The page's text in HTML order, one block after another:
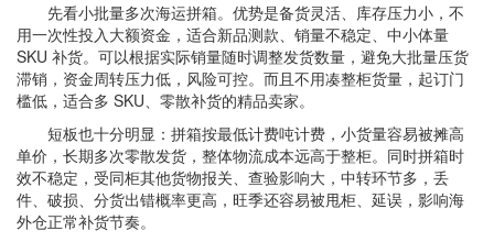
先看小批量多次海运拼箱。优势是备货灵活、库存压力小，不
用一次性投入大额资金，适合新品测款、销量不稳定、中小体量
SKU 补货。可以根据实际销量随时调整发货数量，避免大批量压货
滞销，资金周转压力低，风险可控。而且不用凑整柜货量，起订门
槛低，适合多 SKU、零散补货的精品卖家。
短板也十分明显：拼箱按最低计费吨计费，小货量容易被摊高
单价，长期多次零散发货，整体物流成本远高于整柜。同时拼箱时
效不稳定，受同柜其他货物报关、查验影响大，中转环节多，丢
件、破损、分货出错概率更高，旺季还容易被甩柜、延误，影响海
外仓正常补货节奏。